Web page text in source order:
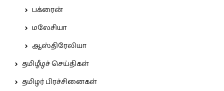
பக்ரைன்
மலேசியா
ஆஸ்திரேலியா
தமிழீழச் செய்திகள்
தமிழர் பிரச்சினைகள்